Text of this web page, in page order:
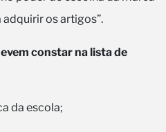
os artigos”.
constar na lista de
da escola;